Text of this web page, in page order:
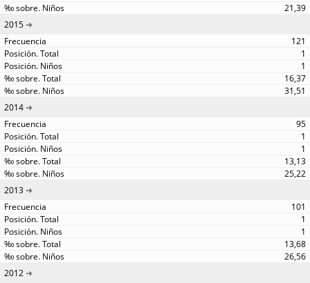
21,39
2015
121
1
1
16,37
31,51
2014
95
1
1
13,13
25,22
2013
101
1
1
13,68
26,56
2012